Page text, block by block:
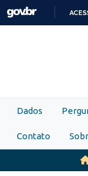
Skip to main content
Dados
Contato